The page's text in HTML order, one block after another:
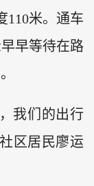
110米。通车
早等待在路
我们的出行
区居民廖运